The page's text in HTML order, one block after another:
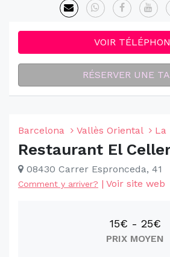
VOIR
RÉSERVER UNE
Barcelona Vallès Oriental La
Restaurant El
08430 Carrer Espronceda, 41
Comment y arriver? | Voir site web
15€ - 25€
PRIX MOYEN